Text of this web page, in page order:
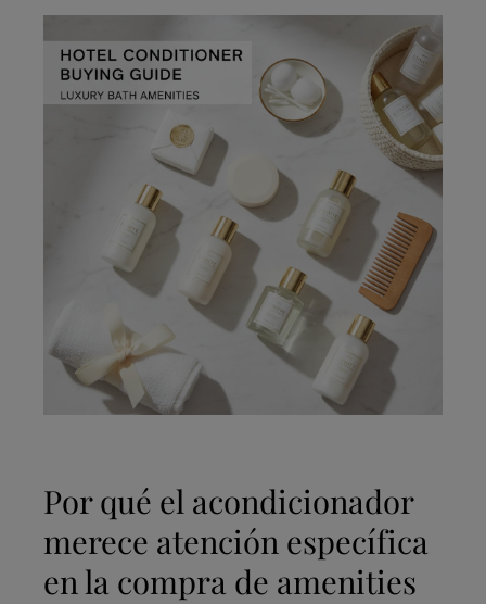
Por qué el acondicionador
merece atención específica
en la compra de amenities